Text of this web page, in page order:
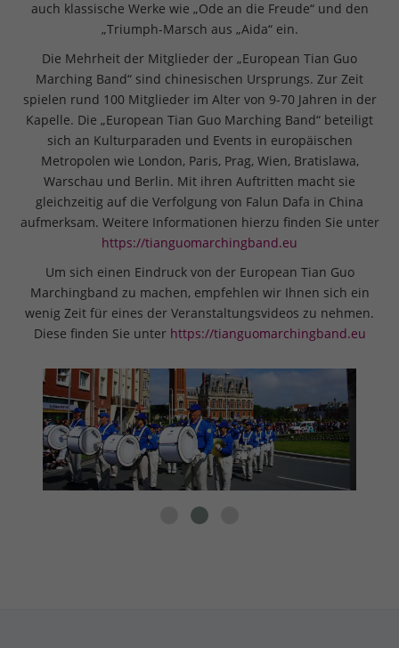
auch klassische Werke wie „Ode an die Freude“ und den
„Triumph-Marsch aus „Aida“ ein.
Die Mehrheit der Mitglieder der „European Tian Guo
Marching Band“ sind chinesischen Ursprungs. Zur Zeit
spielen rund 100 Mitglieder im Alter von 9-70 Jahren in der
Kapelle. Die „European Tian Guo Marching Band“ beteiligt
sich an Kulturparaden und Events in europäischen
Metropolen wie London, Paris, Prag, Wien, Bratislawa,
Warschau und Berlin. Mit ihren Auftritten macht sie
gleichzeitig auf die Verfolgung von Falun Dafa in China
aufmerksam. Weitere Informationen hierzu finden Sie unter
https://tianguomarchingband.eu
Um sich einen Eindruck von der European Tian Guo
Marchingband zu machen, empfehlen wir Ihnen sich ein
wenig Zeit für eines der Veranstaltungsvideos zu nehmen.
Diese finden Sie unter https://tianguomarchingband.eu